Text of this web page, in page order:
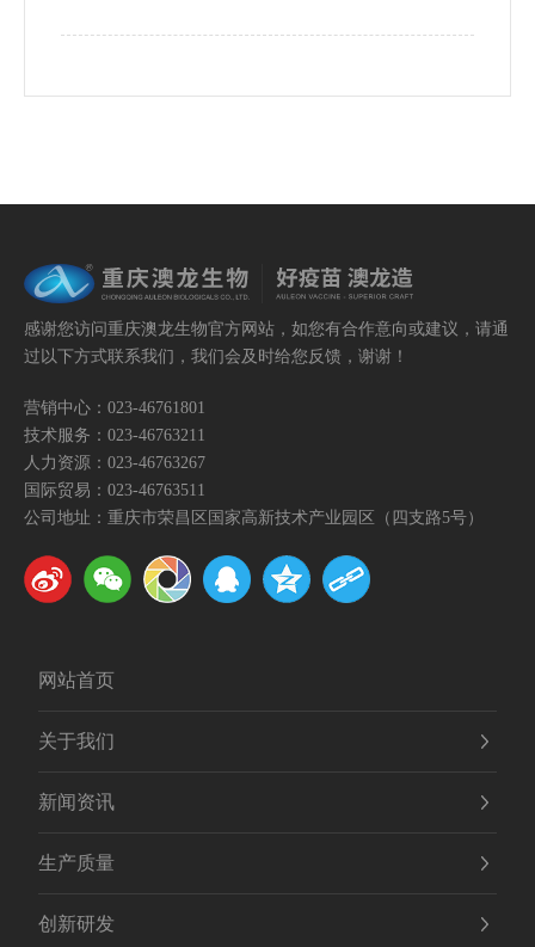
感谢您访问重庆澳龙生物官方网站，如您有合作意向或建议，请通
过以下方式联系我们，我们会及时给您反馈，谢谢！
营销中心： 023-46761801
技术服务： 023-46763211
人力资源： 023-46763267
国际贸易： 023-46763511
公司地址：重庆市荣昌区国家高新技术产业园区（四支路5号）
网站首页
关于我们
新闻资讯
生产质量
创新研发